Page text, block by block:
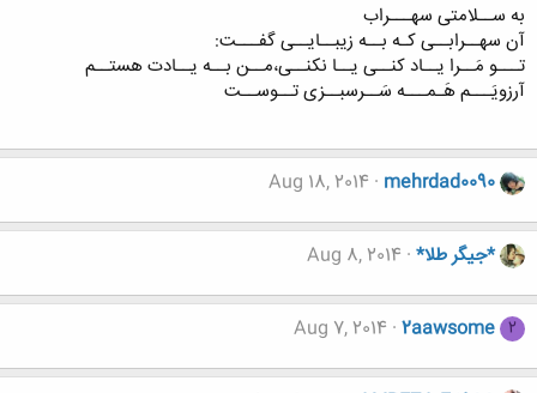
به ســلامتی سهـــراب
آن سهــرابــی کـه بــه زیبــایــی گفـــت:
تـــو مَــرا یــاد کنــی یــا نکنــی،مــن بــه یــادت هستــم
آرزویَـــم هَـمـــه سَــرسبــزی تــوســت
mehrdad0090
Aug 18, 2014
*جیگر طلا* Aug 8, 2014
2
2aawsome
Aug 7, 2014